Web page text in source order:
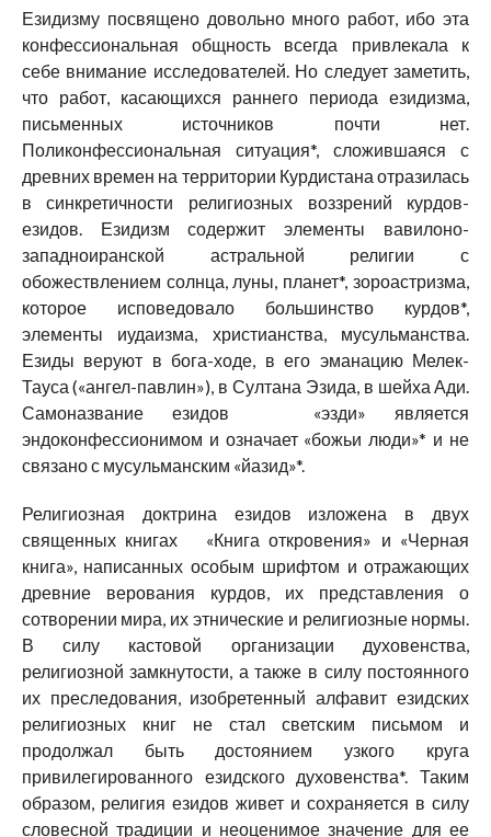
Езидизму посвящено довольно много работ, ибо эта
конфессиональная общность всегда привлекала к
себе внимание исследователей. Но следует заметить,
что работ, касающихся раннего периода езидизма,
письменных источников почти нет.
Поликонфессиональная ситуация*, сложившаяся с
древних времен на территории Курдистана отразилась
в синкретичности религиозных воззрений курдов-
езидов. Езидизм содержит элементы вавилоно-
западноиранской астральной религии с
обожествлением солнца, луны, планет*, зороастризма,
которое исповедовало большинство курдов*,
элементы иудаизма, христианства, мусульманства.
Езиды веруют в бога-ходе, в его эманацию Мелек-
Тауса («ангел-павлин»), в Султана Эзида, в шейха Ади.
Самоназвание езидов «эзди» является
эндоконфессионимом и означает «божьи люди»* и не
связано с мусульманским «йазид»*.
Религиозная доктрина езидов изложена в двух
священных книгах «Книга откровения» и «Черная
книга», написанных особым шрифтом и отражающих
древние верования курдов, их представления о
сотворении мира, их этнические и религиозные нормы.
В силу кастовой организации духовенства,
религиозной замкнутости, а также в силу постоянного
их преследования, изобретенный алфавит езидских
религиозных книг не стал светским письмом и
продолжал быть достоянием узкого круга
привилегированного езидского духовенства*. Таким
образом, религия езидов живет и сохраняется в силу
словесной традиции и неоценимое значение для ее